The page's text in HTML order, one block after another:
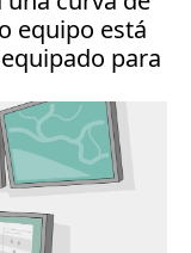
equipo está
para